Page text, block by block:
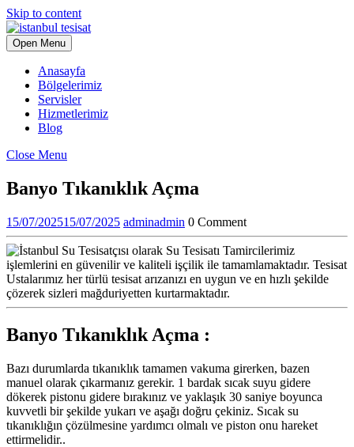
Skip to content
Open Menu
Anasayfa
Bölgelerimiz
Servisler
Hizmetlerimiz
Blog
Close Menu
Banyo Tıkanıklık Açma
15/07/202515/07/2025 adminadmin 0 Comment
Banyo Tıkanıklık Açma :
Bazı durumlarda tıkanıklık tamamen vakuma girerken, bazen
manuel olarak çıkarmanız gerekir. 1 bardak sıcak suyu gidere
dökerek pistonu gidere bırakınız ve yaklaşık 30 saniye boyunca
kuvvetli bir şekilde yukarı ve aşağı doğru çekiniz. Sıcak su
tıkanıklığın çözülmesine yardımcı olmalı ve piston onu hareket
ettirmelidir..